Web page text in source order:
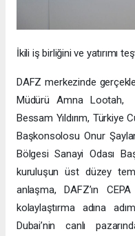
İkili iş birliğini ve yatırımı
DAFZ merkezinde
Müdürü Amna Lootah,
Bessam Yıldırım, Türkiye
Başkonsolosu Onur
Bölgesi Sanayi Odası
kuruluşun üst düzey
anlaşma, DAFZ’ın
kolaylaştırma adına
Dubai’nin canlı